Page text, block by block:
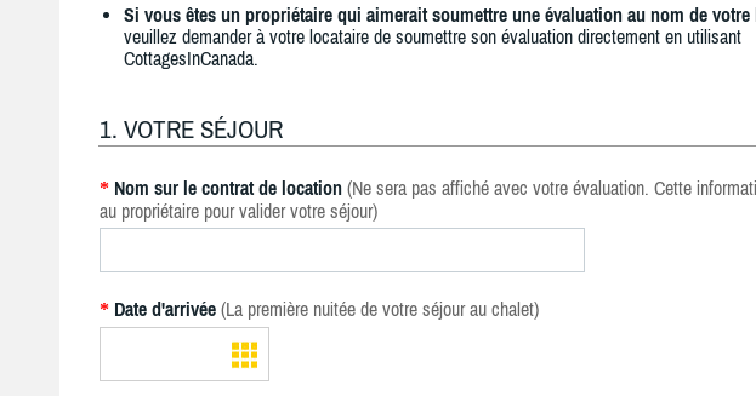
Si vous êtes un propriétaire qui aimerait soumettre une évaluation au nom de votre
veuillez demander à votre locataire de soumettre son évaluation directement en utilisant
CottagesInCanada.
1. VOTRE SÉJOUR
* Nom sur le contrat de location (Ne sera pas affiché avec votre évaluation. Cette
au propriétaire pour valider votre séjour)
* Date d'arrivée (La première nuitée de votre séjour au chalet)